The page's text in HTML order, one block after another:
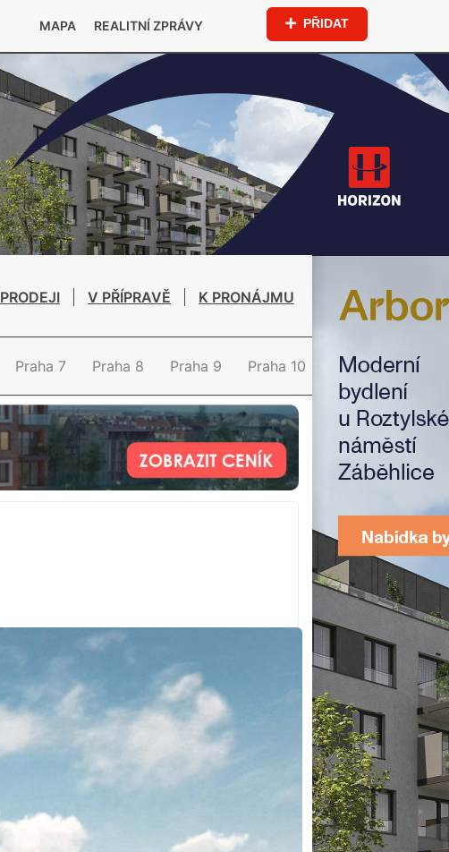
MAPA REALITNÍ ZPRÁVY PŘIDAT
V PŘÍPRAVĚ K PRONÁJMU
Praha 7 Praha 8 Praha 9 Praha 10